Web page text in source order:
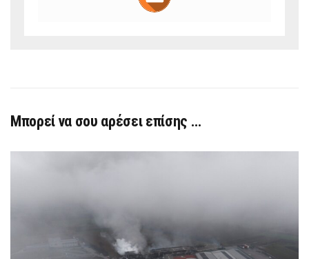
Μπορεί να σου αρέσει επίσης …